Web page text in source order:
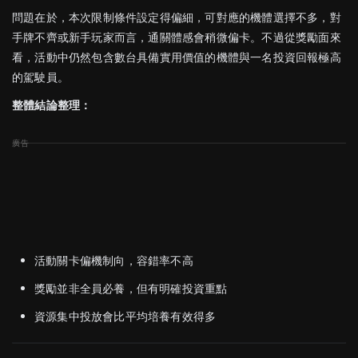
問題在於，本次限制條件設定得偏細，可對應的機體選擇不多，對
手牌不齊或新手玩家而言，通關體感會稍微偏卡。不過從獎勵面來
看，活動中仍然包含數台具備實用價值的機體與一名投資回報極高
的駕駛員。
整體結論整理：
活動關卡偏機制向，容錯率不高
獎勵並非全員必養，但有明確投資重點
資源集中投放會比平均培養有效得多